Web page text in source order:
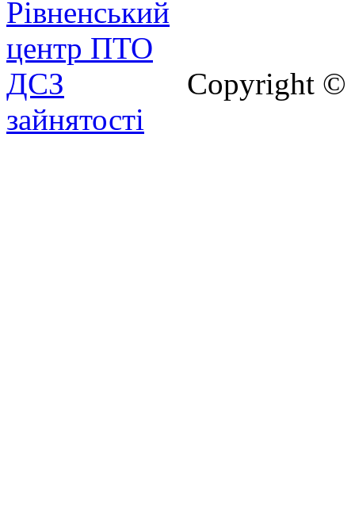
Copyright
зайнятості